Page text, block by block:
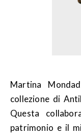
Martina
collezione di
Questa
patrimonio e il